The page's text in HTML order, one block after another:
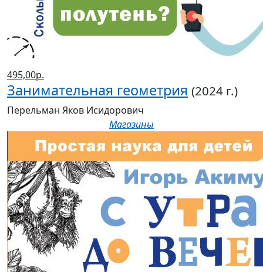
495,00р.
Занимательная геометрия (2024 г.)
Перельман Яков Исидорович
Магазины